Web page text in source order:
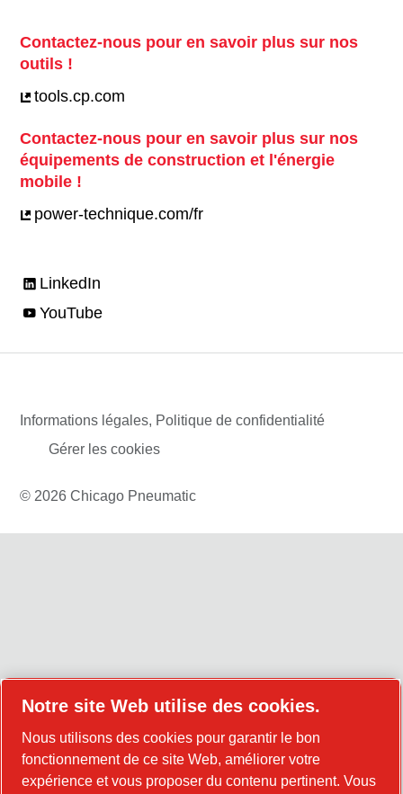
Contactez-nous pour en savoir plus sur nos
outils !
tools.cp.com
Contactez-nous pour en savoir plus sur nos
équipements de construction et l'énergie
mobile !
power-technique.com/fr
LinkedIn
YouTube
Informations légales, Politique de confidentialité
Gérer les cookies
© 2026 Chicago Pneumatic
Notre site Web utilise des cookies.
Nous utilisons des cookies pour garantir le bon
fonctionnement de ce site Web, améliorer votre
expérience et vous proposer du contenu pertinent. Vous